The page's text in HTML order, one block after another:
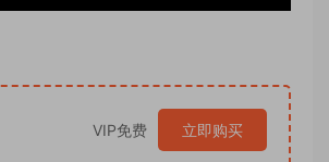
VIP免费 立即购买